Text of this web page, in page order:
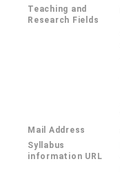
Teaching and
Research Fields
Mail Address
Syllabus
information URL